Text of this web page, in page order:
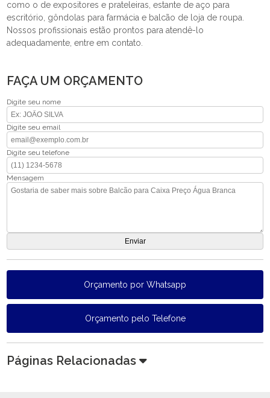
como o de expositores e prateleiras, estante de aço para
escritório, gôndolas para farmácia e balcão de loja de roupa.
Nossos profissionais estão prontos para atendê-lo
adequadamente, entre em contato.
FAÇA UM ORÇAMENTO
Digite seu nome
Digite seu email
Digite seu telefone
Mensagem
Orçamento por Whatsapp
Orçamento pelo Telefone
Páginas Relacionadas